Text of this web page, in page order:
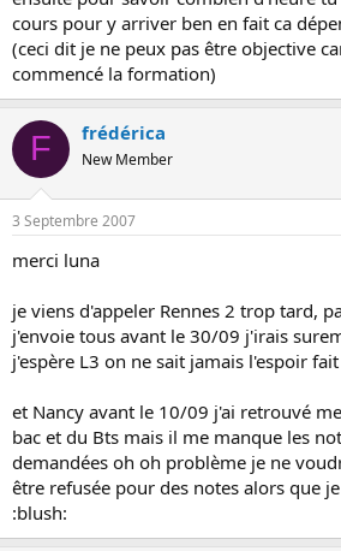
cours pour y arriver ben en fait ca
(ceci dit je ne peux pas être objective
commencé la formation)
F frédérica
New Member
3 Septembre 2007
merci luna
je viens d'appeler Rennes 2 trop tard,
j'envoie tous avant le 30/09 j'irais
j'espère L3 on ne sait jamais l'espoir
et Nancy avant le 10/09 j'ai retrouvé
bac et du Bts mais il me manque les
demandées oh oh problème je ne
être refusée pour des notes alors que
:blush: